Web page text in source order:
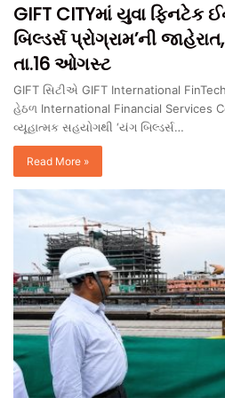
GIFT CITYમાં યુવા ફિનટેક
બિલ્ડર્સ પ્રોગ્રામ’ની
તા.16 ઓગસ્ટ
GIFT સિટીએ GIFT International
હેઠળ International Financial Services
વ્યૂહાત્મક સહયોગથી ‘યંગ બિલ્ડર્સ…
Read More »